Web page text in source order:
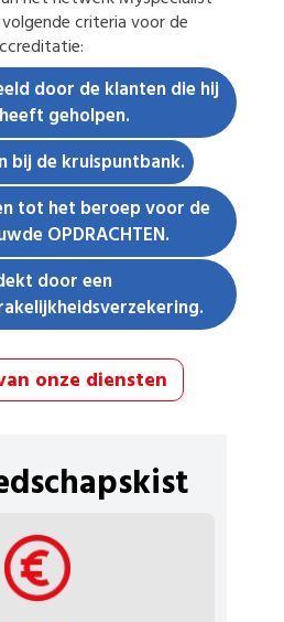
criteria voor de
door de klanten die hij
geholpen.
bij de kruispuntbank.
tot het beroep voor de
OPDRACHTEN.
door een
onze diensten